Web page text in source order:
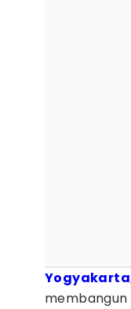
Yogyakarta
membangun